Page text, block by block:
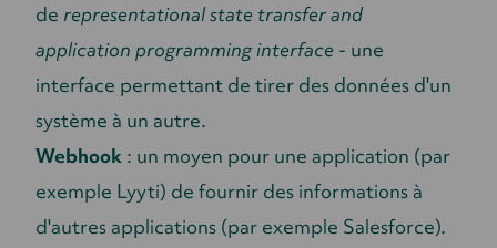
de representational state transfer and
application programming interface - une
interface permettant de tirer des données d'un
système à un autre.
Webhook : un moyen pour une application (par
exemple Lyyti) de fournir des informations à
d'autres applications (par exemple Salesforce).